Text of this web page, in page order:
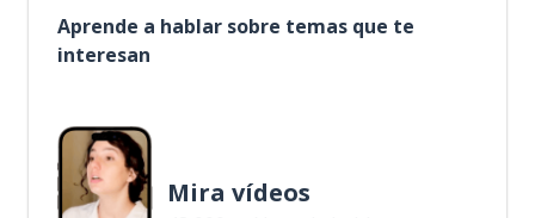
Aprende a hablar sobre temas que te
interesan
Mira vídeos